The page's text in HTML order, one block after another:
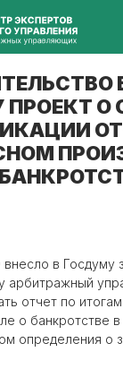
О
в Госдуму
арбитражный
отчет по
о банкротстве
определения о